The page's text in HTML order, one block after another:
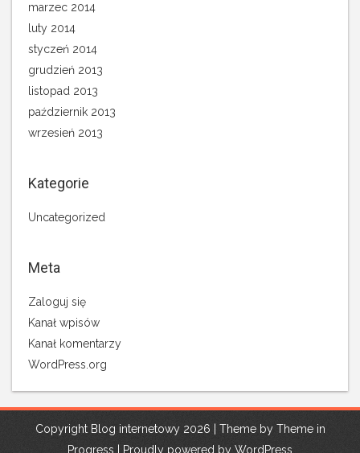
marzec 2014
luty 2014
styczeń 2014
grudzień 2013
listopad 2013
październik 2013
wrzesień 2013
Kategorie
Uncategorized
Meta
Zaloguj się
Kanał wpisów
Kanał komentarzy
WordPress.org
Copyright Blog internetowy 2026 | Theme by Theme in
Progress
Proudly powered by WordPress